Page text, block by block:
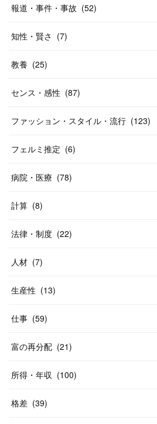
報道・事件・事故 (52)
知性・賢さ (7)
教養 (25)
センス・感性 (87)
ファッション・スタイル・流行 (123)
フェルミ推定 (6)
病院・医療 (78)
計算 (8)
法律・制度 (22)
人材 (7)
生産性 (13)
仕事 (59)
富の再分配 (21)
所得・年収 (100)
格差 (39)